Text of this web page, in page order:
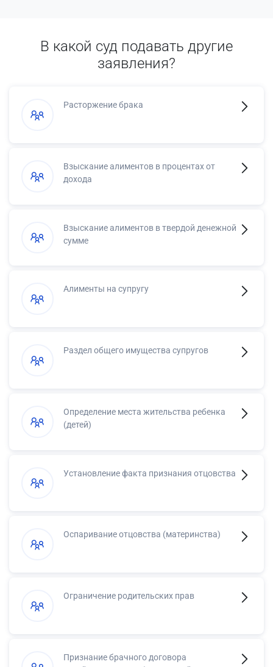
В какой суд подавать другие
заявления?
Расторжение брака
Взыскание алиментов в процентах от
дохода
Взыскание алиментов в твердой денежной
сумме
Алименты на супругу
Раздел общего имущества супругов
Определение места жительства ребенка
(детей)
Установление факта признания отцовства
Оспаривание отцовства (материнства)
Ограничение родительских прав
Признание брачного договора